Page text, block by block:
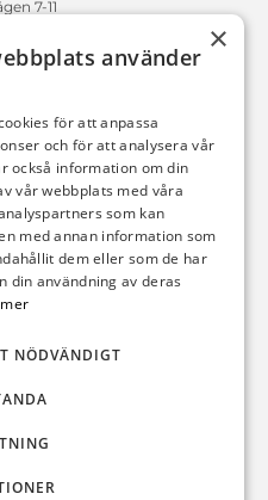
7-11
AB /ePP
referensnummer!
556225-9142
14:00
: 07:00-16:00
: 07:00-16:00
Verkstad
×
använder
för att anpassa
och för att analysera vår
också information om din
vår webbplats med våra
som kan
med annan information som
dem eller som de har
din användning av deras
NÖDVÄNDIGT